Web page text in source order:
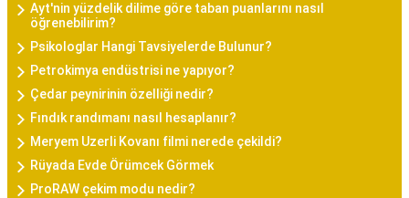
Ayt'nin yüzdelik dilime göre taban puanlarını nasıl
öğrenebilirim?
Psikologlar Hangi Tavsiyelerde Bulunur?
Petrokimya endüstrisi ne yapıyor?
Çedar peynirinin özelliği nedir?
Fındık randımanı nasıl hesaplanır?
Meryem Uzerli Kovanı filmi nerede çekildi?
Rüyada Evde Örümcek Görmek
ProRAW çekim modu nedir?